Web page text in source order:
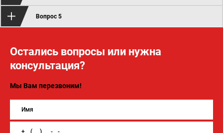
Вопрос 5
Остались вопросы или нужна
консультация?
Мы Вам перезвоним!